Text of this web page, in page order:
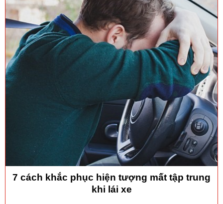
7 cách khắc phục hiện tượng mất tập trung
khi lái xe